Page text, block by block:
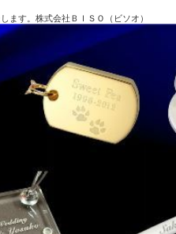
ます。株式会社ＢＩＳＯ（ビソオ）